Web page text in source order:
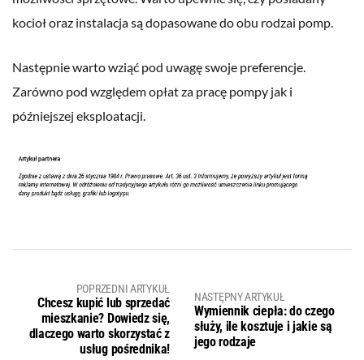
kocioł oraz instalacja są dopasowane do obu rodzai pomp.
Następnie warto wziąć pod uwagę swoje preferencje.
Zarówno pod względem opłat za pracę pompy jak i
późniejszej eksploatacji.
POPRZEDNI ARTYKUŁ
Chcesz kupić lub sprzedać
mieszkanie? Dowiedz się,
dlaczego warto skorzystać z
usług pośrednika!
NASTĘPNY ARTYKUŁ
Wymiennik ciepła: do czego
służy, ile kosztuje i jakie są
jego rodzaje